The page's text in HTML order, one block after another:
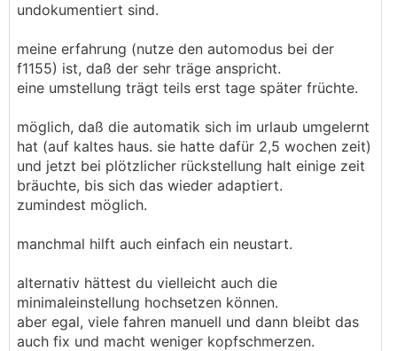
undokumentiert sind.
meine erfahrung (nutze den automodus bei der
f1155) ist, daß der sehr träge anspricht.
eine umstellung trägt teils erst tage später früchte.
möglich, daß die automatik sich im urlaub umgelernt
hat (auf kaltes haus. sie hatte dafür 2,5 wochen zeit)
und jetzt bei plötzlicher rückstellung halt einige zeit
bräuchte, bis sich das wieder adaptiert.
zumindest möglich.
manchmal hilft auch einfach ein neustart.
alternativ hättest du vielleicht auch die
minimaleinstellung hochsetzen können.
aber egal, viele fahren manuell und dann bleibt das
auch fix und macht weniger kopfschmerzen.